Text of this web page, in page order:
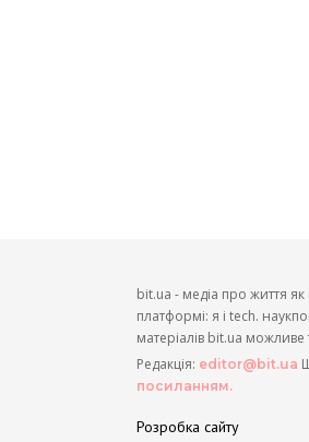
bit.ua - медіа про життя
платформі: я і tech.
матеріалів bit.ua
Редакція: editor@bit.ua
посиланням.
Розробка сайту